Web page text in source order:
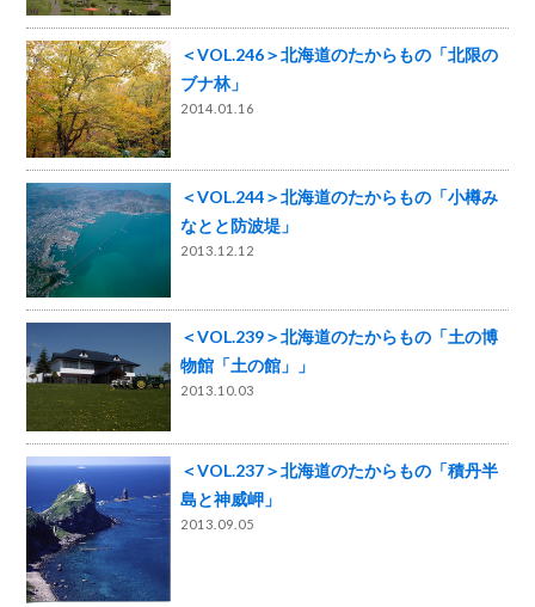
＜VOL.246＞北海道のたからもの「北限の
ブナ林」
2014.01.16
＜VOL.244＞北海道のたからもの「小樽み
なとと防波堤」
2013.12.12
＜VOL.239＞北海道のたからもの「土の博
物館「土の館」」
2013.10.03
＜VOL.237＞北海道のたからもの「積丹半
島と神威岬」
2013.09.05